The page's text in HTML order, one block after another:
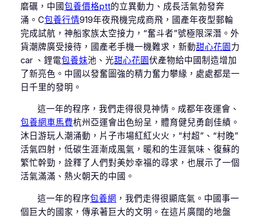
磨礪，中國包養價格ptt的立異動力、成長活氣勃發奔
涌。C包養行情919年夜飛機完成商飛，國產年夜型郵輪
完成試航，神船家族太空接力，“奮斗者”號極限深潛。外
貨潮牌廣受接待，國產老手機一機難求，新動甜心花園力
car 、鋰電包養妹池、光甜心花園伏產物給中國制造增加
了新亮色。中國以發奮圖強的精力奮力攀緣，處處都是一
日千里的發明。
這一年的程序，我們走得很見神情。成都年夜運會、
包養網車馬費杭州亞運會出色紛呈，體育健兒勇創佳績。
沐日游玩人潮涌動，片子市場紅紅火火，“村超”、“村晚”
活氣四射，低碳生涯漸成風氣，暖和的生涯氣味、復蘇的
繁忙幹勁，詮釋了人們對美妙幸福的尋求，也展示了一個
活氣滿滿、熱火朝天的中國。
這一年的程序包養網 ，我們走得很顯底氣。中國事一
個巨大的國家，傳承著巨大的文明。在這片廣闊的地盤